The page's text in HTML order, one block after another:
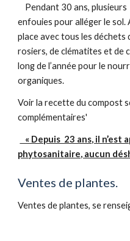
enfouies pour alléger le sol.
place avec tous les déchets
rosiers, de clématites et de
long de l’année pour le
organiques.
Voir la recette du compost
complémentaires'
« Depuis  23 ans, il
phytosanitaire, aucun
Ventes de plantes.
Ventes de plantes, se